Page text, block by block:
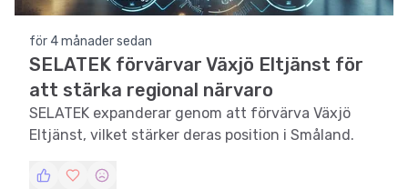
för 4 månader sedan
SELATEK förvärvar Växjö Eltjänst för
att stärka regional närvaro
SELATEK expanderar genom att förvärva Växjö
Eltjänst, vilket stärker deras position i Småland.